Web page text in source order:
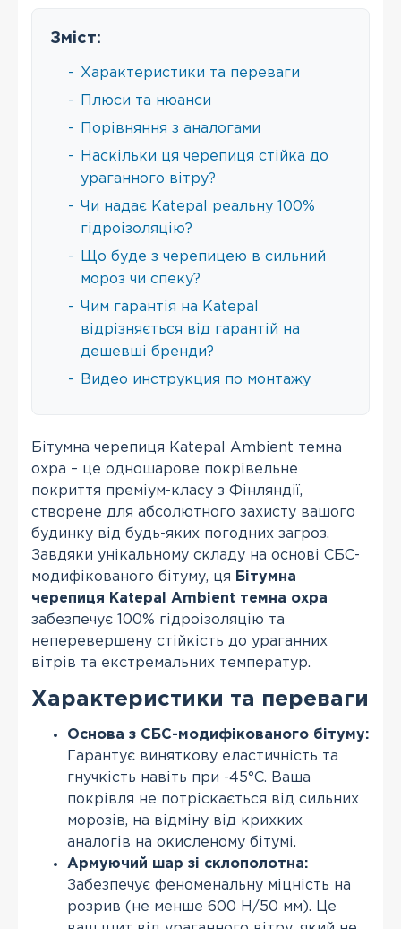
Зміст:
- Характеристики та переваги
- Плюси та нюанси
- Порівняння з аналогами
-
Наскільки ця черепиця стійка до
ураганного вітру?
- Чи надає Katepal реальну 100%
гідроізоляцію?
-
Що буде з черепицею в сильний
мороз чи спеку?
- Чим гарантія на Katepal
відрізняється від гарантій на
дешевші бренди?
- Видео инструкция по монтажу
Бітумна черепиця Katepal Ambient темна
охра – це одношарове покрівельне
покриття преміум-класу з Фінляндії,
створене для абсолютного захисту вашого
будинку від будь-яких погодних загроз.
Завдяки унікальному складу на основі СБС-
модифікованого бітуму, ця Бітумна
черепиця Katepal Ambient темна охра
забезпечує 100% гідроізоляцію та
неперевершену стійкість до ураганних
вітрів та екстремальних температур.
Характеристики та переваги
Основа з СБС-модифікованого бітуму:
Гарантує виняткову еластичність та
гнучкість навіть при -45°С. Ваша
покрівля не потріскається від сильних
морозів, на відміну від крихких
аналогів на окисленому бітумі.
Армуючий шар зі склополотна:
Забезпечує феноменальну міцність на
розрив (не менше 600 Н/50 мм). Це